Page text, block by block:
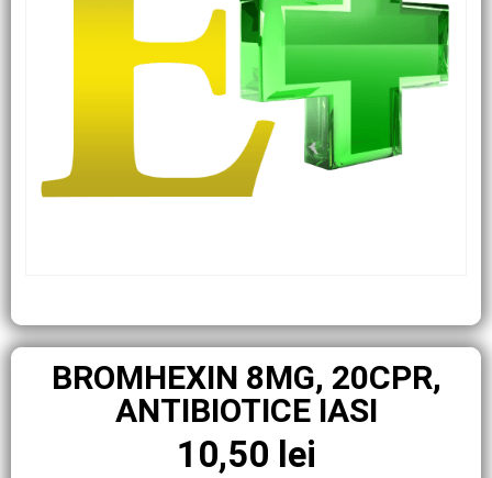
BROMHEXIN 8MG, 20CPR,
ANTIBIOTICE IASI
10,50 lei